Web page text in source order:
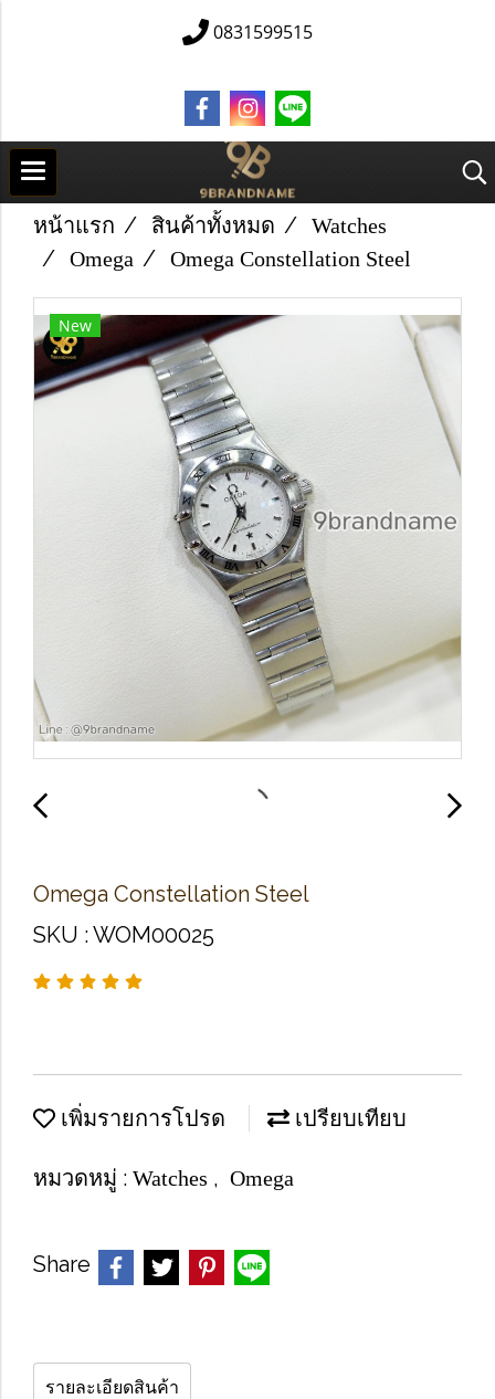
0831599515
หน้าแรก สินค้าทั้งหมด
Watches
Omega
Omega Constellation Steel
New
Omega Constellation Steel
SKU : WOM00025
เพิ่มรายการโปรด เปรียบเทียบ
หมวดหมู่ : Watches , Omega
Share
รายละเอียดสินค้า